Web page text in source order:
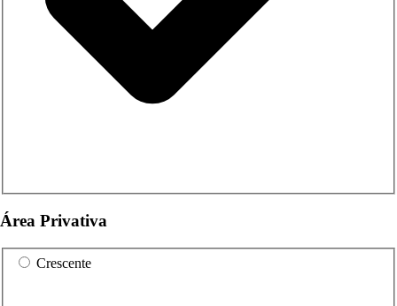
Área Privativa
Crescente